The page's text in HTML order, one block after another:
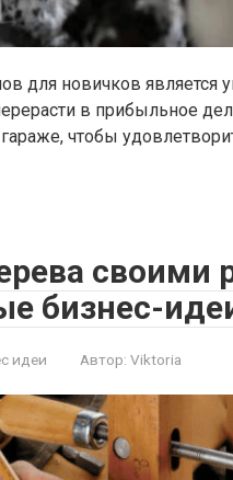
для новичков является
в прибыльное
чтобы
своими
бизнес-
идеи Автор: Viktoria